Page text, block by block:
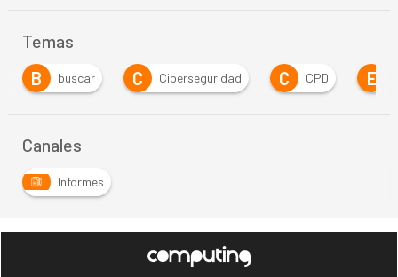
Temas
C
Ciberseguridad C CPD E Edge I
Canales
Informes